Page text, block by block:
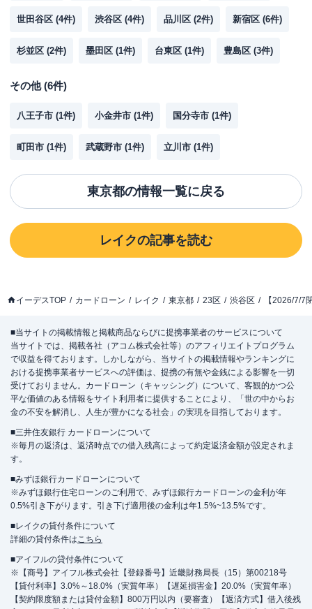
世田谷区 (4件) 渋谷区 (4件) 品川区 (2件) 新宿区 (6件)
杉並区 (2件) 墨田区 (1件) 台東区 (1件) 豊島区 (3件)
その他(6件)
八王子市 (1件) 小金井市 (1件) 国分寺市 (1件)
町田市 (1件) 武蔵野市 (1件) 立川市 (1件)
東京都の情報一覧に戻る
レイクの記事を読む
イーデスTOP カードローン レイク 東京都 23区 渋谷区 【2026/7/7
■当サイトの掲載情報と掲載商品ならびに提携事業者のサービスについて
当サイトでは、掲載各社（アコム株式会社等）のアフィリエイトプログラム
で収益を得ております。しかしながら、当サイトの掲載情報やランキングに
おける提携事業者サービスへの評価は、提携の有無や金銭による影響を一切
受けておりません。カードローン（キャッシング）について、客観的かつ公
平な価値のある情報をサイト利用者に提供することにより、「世の中からお
金の不安を解消し、人生が豊かになる社会」の実現を目指しております。
■三井住友銀行 カードローンについて
※毎月の返済は、返済時点での借入残高によって約定返済金額が設定されま
す。
■みずほ銀行カードローンについて
※みずほ銀行住宅ローンのご利用で、みずほ銀行カードローンの金利が年
0.5%引き下がります。引き下げ適用後の金利は年1.5%~13.5%です。
■レイクの貸付条件について
詳細の貸付条件はこちら
■アイフルの貸付条件について
※【商号】アイフル株式会社【登録番号】近畿財務局長（15）第00218号
【貸付利率】3.0%～18.0%（実質年率）【遅延損害金】20.0%（実質年率）
【契約限度額または貸付金額】800万円以内（要審査）【返済方式】借入後残